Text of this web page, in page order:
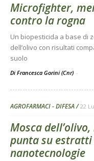
Microfighter,
contro la rogna
Un biopesticida a base di
dell’olivo con risultati
suolo
Di Francesca Gorini (Cnr) -
AGROFARMACI - DIFESA 22
Mosca
punta su
nanotecnologie